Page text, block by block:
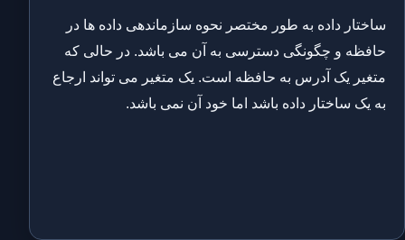
ساختار داده به طور مختصر نحوه سازماندهی داده ها در
حافظه و چگونگی دسترسی به آن می باشد. در حالی که
متغیر یک آدرس به حافظه است. یک متغیر می تواند ارجاع
به یک ساختار داده باشد اما خود آن نمی باشد.